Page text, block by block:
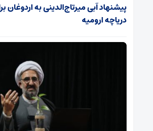
پیشنهاد آبی میرتاج‌الدینی‌ به اردوغان
دریاچه ارومیه